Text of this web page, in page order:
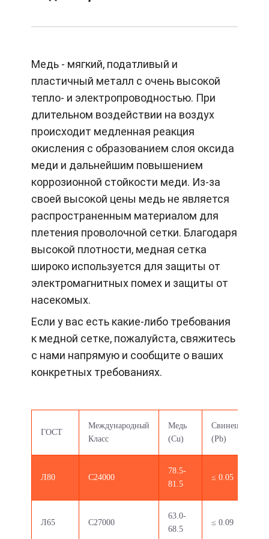
Медь - мягкий, податливый и
пластичный металл с очень высокой
тепло- и электропроводностью. При
длительном воздействии на воздух
происходит медленная реакция
окисления с образованием слоя оксида
меди и дальнейшим повышением
коррозионной стойкости меди. Из-за
своей высокой цены медь не является
распространенным материалом для
плетения проволочной сетки. Благодаря
высокой плотности, медная сетка
широко используется для защиты от
электромагнитных помех и защиты от
насекомых.
Если у вас есть какие-либо требования
к медной сетке, пожалуйста, свяжитесь
с нами напрямую и сообщите о ваших
конкретных требованиях.
ГОСТ
Международный
Класс
Медь
(Cu)
Свинец
(Pb)
Л80 C24000
78.5-
81.5
≤ 0.05
Л65 C27000
63.0-
68.5
≤ 0.09